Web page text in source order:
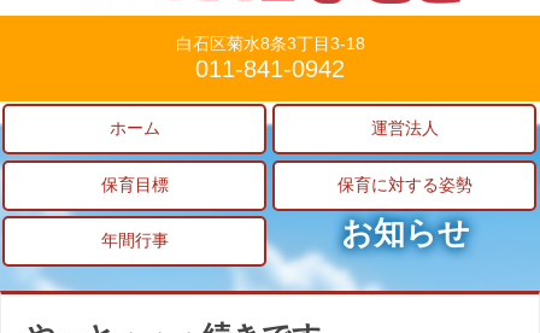
白石区菊水8条3丁目3-18
011-841-0942
ホーム 運営法人
保育目標 保育に対する姿勢
年間行事 お知らせ